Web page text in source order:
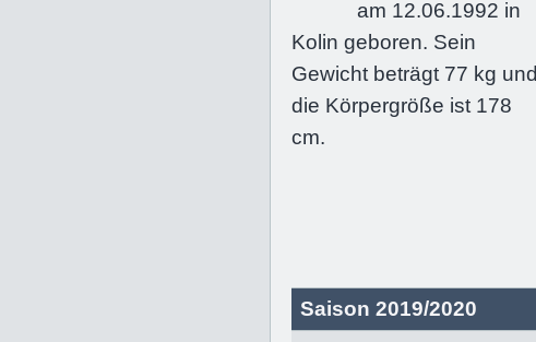
am 12.06.1992 in
Kolin geboren. Sein
Gewicht beträgt 77 kg und
die Körpergröße ist 178
cm.
Saison 2019/2020